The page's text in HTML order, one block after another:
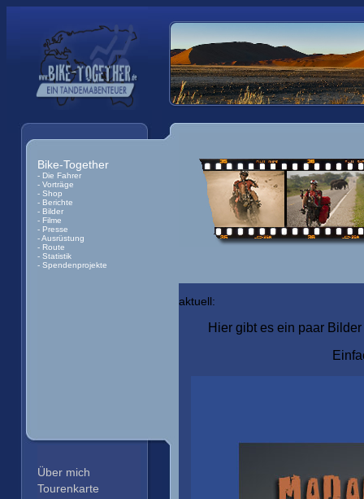
Bike-Together
- Die Fahrer
- Vorträge
- Shop
- Berichte
- Bilder
- Filme
- Presse
- Ausrüstung
- Route
- Statistik
- Spendenprojekte
aktuell:
Hier gibt es ein paar
Über mich
Tourenkarte